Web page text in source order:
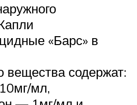
«Барс» в
вещества содержат:
мл,